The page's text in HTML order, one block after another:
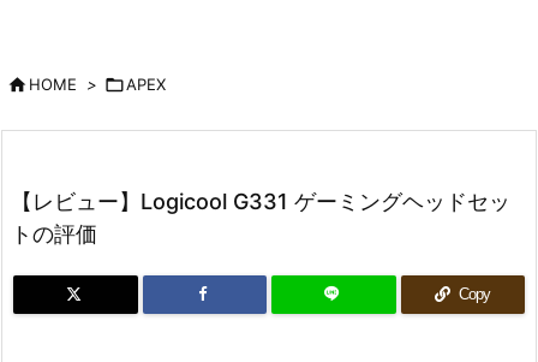
HOME > APEX
【レビュー】Logicool G331 ゲーミングヘッドセッ
トの評価
Copy